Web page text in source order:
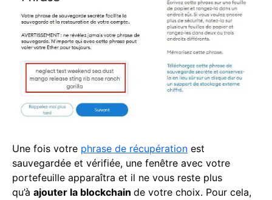
Une fois votre phrase de récupération est
sauvegardée et vérifiée, une fenêtre avec votre
portefeuille apparaîtra et il ne vous reste plus
qu’à ajouter la blockchain de votre choix. Pour cela,